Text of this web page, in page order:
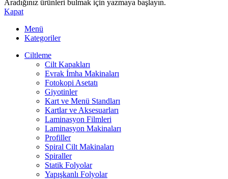
Aradığınız ürünleri bulmak için yazmaya başlayın.
Kapat
Menü
Kategoriler
Ciltleme
Cilt Kapakları
Evrak İmha Makinaları
Fotokopi Asetatı
Giyotinler
Kart ve Menü Standları
Kartlar ve Aksesuarları
Laminasyon Filmleri
Laminasyon Makinaları
Profiller
Spiral Cilt Makinaları
Spiraller
Statik Folyolar
Yapışkanlı Folyolar